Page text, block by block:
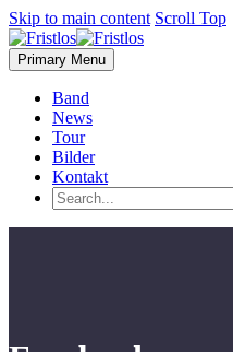
Skip to main content Scroll Top
Primary Menu
Band
News
Tour
Bilder
Kontakt